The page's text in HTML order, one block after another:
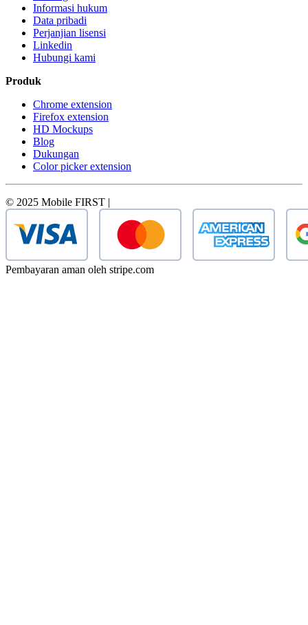
Informasi hukum
Data pribadi
Perjanjian lisensi
Linkedin
Hubungi kami
Produk
Chrome extension
Firefox extension
HD Mockups
Blog
Dukungan
Color picker extension
© 2025 Mobile FIRST |
Pembayaran aman oleh stripe.com